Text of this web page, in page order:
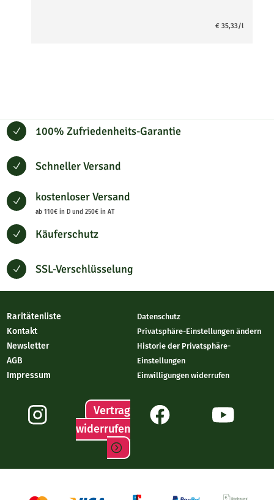
€ 35,33/l
N 100% Zufriedenheits-Garantie
N Schneller Versand
N kostenloser Versand
ab 110€ in D und 250€ in AT
N Käuferschutz
N SSL-Verschlüsselung
Raritätenliste
Kontakt
Newsletter
AGB
Impressum
Datenschutz
Privatsphäre-Einstellungen ändern
Historie der Privatsphäre-
Einstellungen
Einwilligungen widerrufen
Vertrag
widerrufen